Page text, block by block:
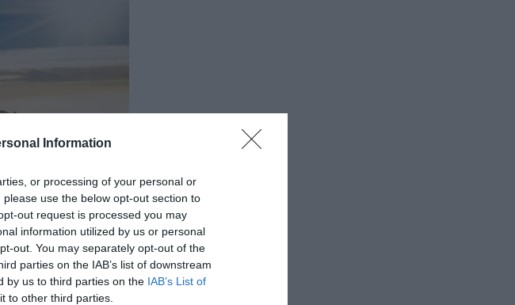
Information
or processing of your personal or
use the below opt-out section to
out request is processed you may
information utilized by us or personal
out. You may separately opt-out of the
parties on the IAB’s list of downstream
by us to third parties on the IAB’s List of
to other third parties.